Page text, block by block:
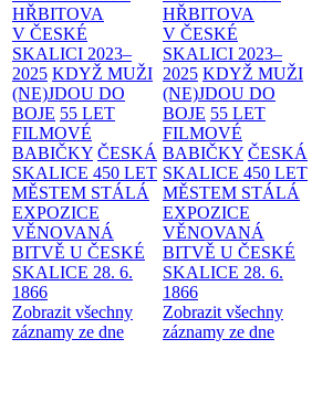
HŘBITOVA
V ČESKÉ
SKALICI 2023–
2025 KDYŽ MUŽI
(NE)JDOU DO
BOJE 55 LET
FILMOVÉ
BABIČKY ČESKÁ
SKALICE 450 LET
MĚSTEM STÁLÁ
EXPOZICE
VĚNOVANÁ
BITVĚ U ČESKÉ
SKALICE 28. 6.
1866
Zobrazit všechny
záznamy ze dne
HŘBITOVA
V ČESKÉ
SKALICI 2023–
2025 KDYŽ MUŽI
(NE)JDOU DO
BOJE 55 LET
FILMOVÉ
BABIČKY ČESKÁ
SKALICE 450 LET
MĚSTEM STÁLÁ
EXPOZICE
VĚNOVANÁ
BITVĚ U ČESKÉ
SKALICE 28. 6.
1866
Zobrazit všechny
záznamy ze dne